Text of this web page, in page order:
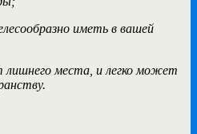
иметь в вашей
лишнего места, и легко может